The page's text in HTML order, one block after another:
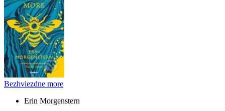
Bezhviezdne more
Erin Morgenstern